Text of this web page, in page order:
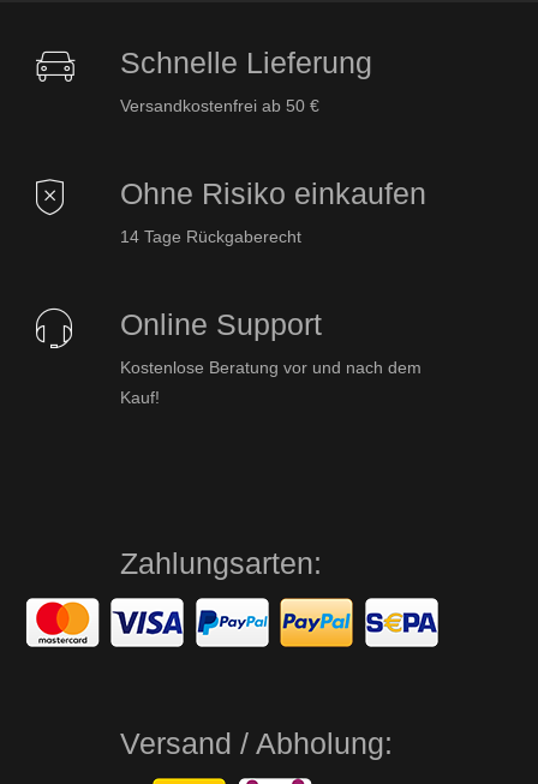
Schnelle Lieferung
Versandkostenfrei ab 50 €
Ohne Risiko einkaufen
14 Tage Rückgaberecht
Online Support
Kostenlose Beratung vor und nach dem
Kauf!
Zahlungsarten:
Versand / Abholung: